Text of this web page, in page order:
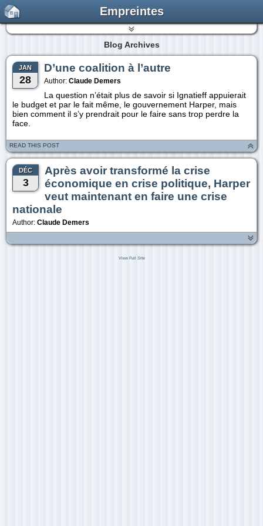
Empreintes
Blog Archives
JAN
28
D’une coalition à l’autre
Author: Claude Demers
La question n’était plus de savoir si Ignatieff appuierait
le budget et par le fait même, le gouvernement Harper, mais
bien comment il s’y prendrait pour le faire sans trop perdre la
face.
READ THIS POST
DÉC
3
Après avoir transformé la crise
économique en crise politique, Harper
veut maintenant en faire une crise
nationale
Author: Claude Demers
View Full Site